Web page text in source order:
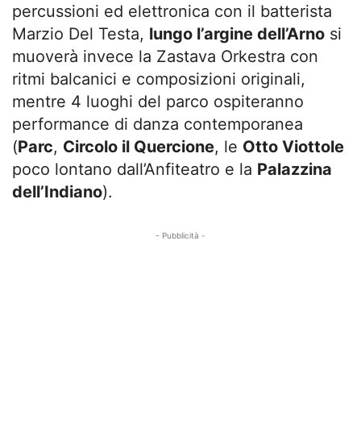
percussioni ed elettronica con il batterista
Marzio Del Testa, lungo l’argine dell’Arno si
muoverà invece la Zastava Orkestra con
ritmi balcanici e composizioni originali,
mentre 4 luoghi del parco ospiteranno
performance di danza contemporanea
(Parc, Circolo il Quercione, le Otto Viottole
poco lontano dall’Anfiteatro e la Palazzina
dell’Indiano).
- Pubblicità -